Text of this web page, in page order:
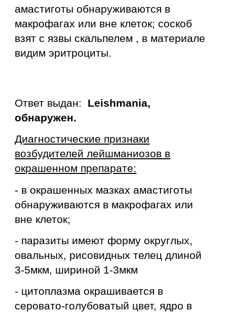
амастиготы обнаруживаются в
макрофагах или вне клеток;соскоб
взят с язвы скальпелем , в материале
видим эритроциты.
Ответ выдан: Leishmania,
обнаружен.
Диагностические признаки
возбудителей лейшманиозов в
окрашенном препарате:
- в окрашенных мазках амастиготы
обнаруживаются в макрофагах или
вне клеток;
- паразиты имеют форму округлых,
овальных, рисовидных телец длиной
3-5мкм, шириной 1-3мкм
- цитоплазма окрашивается в
серовато-голубоватый цвет, ядро в